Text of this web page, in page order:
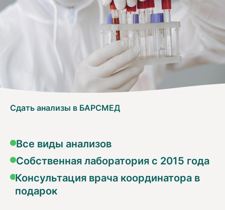
Сдать анализы в БАРСМЕД
Все виды анализов
Собственная лаборатория с 2015 года
Консультация врача координатора в
подарок